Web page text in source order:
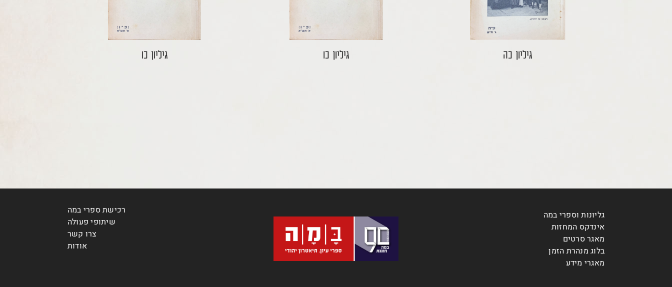
גיליון כה גיליון כו גיליון כו
גליונות וספרי במה
אינדקס המחזות
מאגר סרטים
בלוג מנהרת הזמן
מאגרי מידע
רכישת ספרי במה
שיתופי פעולה
צרו קשר
אודות